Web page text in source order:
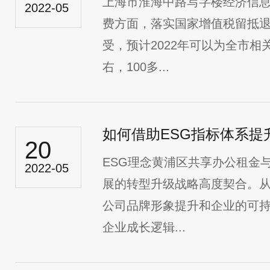
2022-05
费方面，落实国家增值税留抵
受，预计2022年可以为全市相
右，100多...
20
2022-05
如何借助ESG指标体系提
ESG理念黄浦区共享办公租金
展的转型升级战略高度契合。
公司品牌形象提升和企业的可
企业成长逻辑...